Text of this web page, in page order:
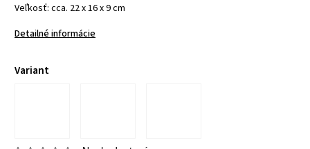
Veľkosť: cca. 22 x 16 x 9 cm
Detailné informácie
Variant